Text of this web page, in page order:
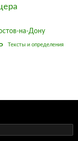
на-Дону
Тексты и определения